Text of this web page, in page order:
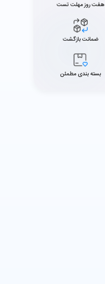
هفت روز مهلت تست
ضمانت بازگشت
بسته بندی مطمئن